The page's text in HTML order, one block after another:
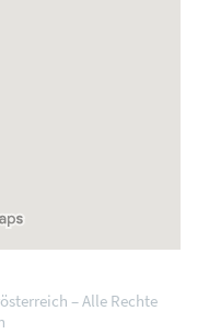
– Alle Rechte